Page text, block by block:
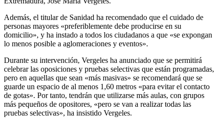
Además, el titular de Sanidad ha recomendado que el cuidado de
personas mayores «preferiblemente debe producirse en su
domicilio», y ha instado a todos los ciudadanos a que «se expongan
lo menos posible a aglomeraciones y eventos».
Durante su intervención, Vergeles ha anunciado que se permitirá
celebrar las oposiciones y pruebas selectivas que están programadas,
pero en aquellas que sean «más masivas» se recomendará que se
guarde un espacio de al menos 1,60 metros «para evitar el contacto
de gotas». Por tanto, tendrán que utilizarse más aulas, con grupos
más pequeños de opositores, «pero se van a realizar todas las
pruebas selectivas», ha insistido Vergeles.